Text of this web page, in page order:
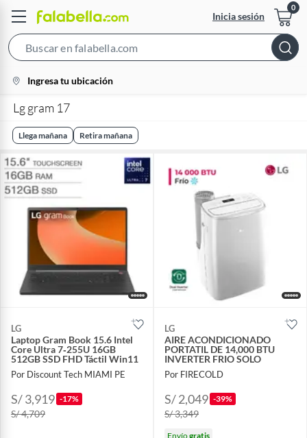
Inicia sesión
Bar
location-
icon
Ingresa tu ubicación
Lg gram 17
Llega mañana Retira mañana
LG
Laptop Gram Book 15.6 Intel
Core Ultra 7‑255U 16GB
512GB SSD FHD Táctil Win11
Por Discount Tech MIAMI PE
S/ 3,919 -17%
S/ 4,709
LG
AIRE ACONDICIONADO
PORTATIL DE 14,000 BTU
INVERTER FRIO SOLO
Por FIRECOLD
S/ 2,049 -39%
S/ 3,349
Envíogratis